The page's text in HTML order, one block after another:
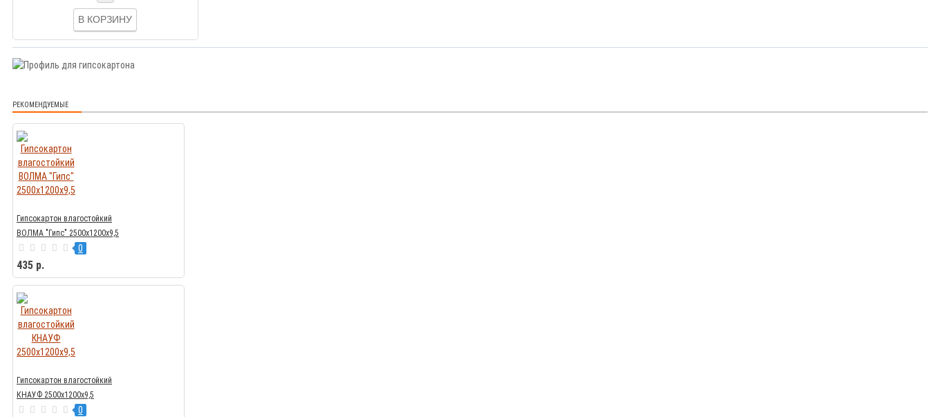
В КОРЗИНУ
РЕКОМЕНДУЕМЫЕ
Гипсокартон влагостойкий
ВОЛМА "Гипс" 2500х1200х9,5
0
435 р.
Гипсокартон влагостойкий
КНАУФ 2500х1200х9,5
0